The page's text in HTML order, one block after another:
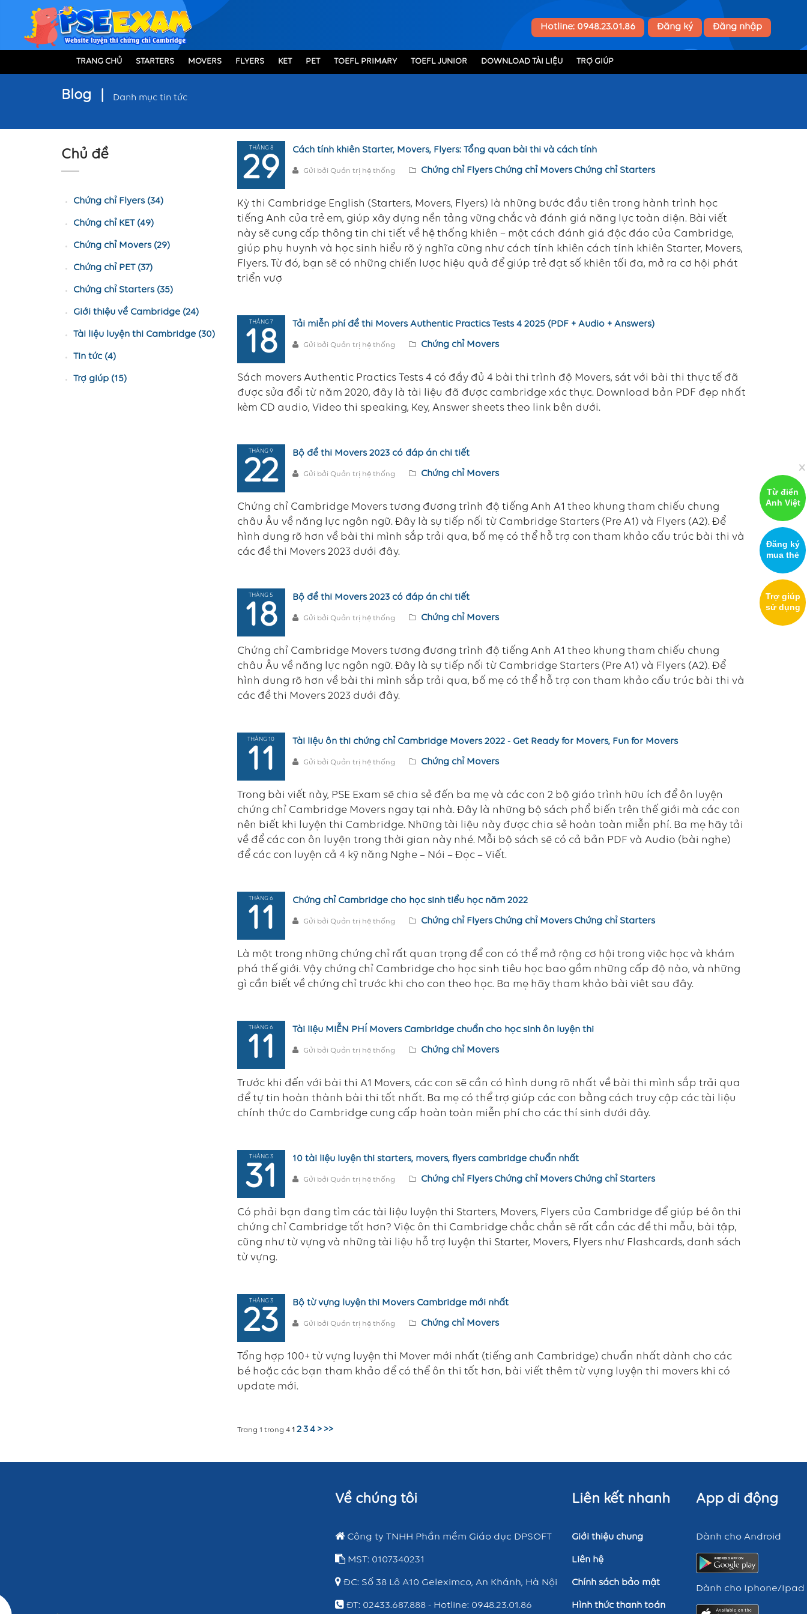
Hotline: 0948.23.01.86 Đăng ký Đăng nhập
TRANG CHỦ STARTERS MOVERS FLYERS KET PET TOEFL PRIMARY TOEFL JUNIOR DOWNLOAD TÀI LIỆU TRỢ GIÚP
Blog Danh mục tin tức
Chủ đề
Chứng chỉ Flyers (34)
Chứng chỉ KET (49)
Chứng chỉ Movers (29)
Chứng chỉ PET (37)
Chứng chỉ Starters (35)
Giới thiệu về Cambridge (24)
Tài liệu luyện thi Cambridge (30)
Tin tức (4)
Trợ giúp (15)
THÁNG 8
29
Cách tính khiên Starter, Movers, Flyers: Tổng quan bài thi và cách tính
Gửi bởi Quản trị hệ thống Chứng chỉ Flyers Chứng chỉ Movers Chứng chỉ Starters
Kỳ thi Cambridge English (Starters, Movers, Flyers) là những bước đầu tiên trong hành trình học
tiếng Anh của trẻ em, giúp xây dựng nền tảng vững chắc và đánh giá năng lực toàn diện. Bài viết
này sẽ cung cấp thông tin chi tiết về hệ thống khiên – một cách đánh giá độc đáo của Cambridge,
giúp phụ huynh và học sinh hiểu rõ ý nghĩa cũng như cách tính khiên cách tính khiên Starter, Movers,
Flyers. Từ đó, bạn sẽ có những chiến lược hiệu quả để giúp trẻ đạt số khiên tối đa, mở ra cơ hội phát
triển vượ
THÁNG 7
18
Tải miễn phí đề thi Movers Authentic Practics Tests 4 2025 (PDF + Audio + Answers)
Gửi bởi Quản trị hệ thống Chứng chỉ Movers
Sách movers Authentic Practics Tests 4 có đầy đủ 4 bài thi trình độ Movers, sát với bài thi thực tế đã
được sửa đổi từ năm 2020, đây là tài liệu đã được cambridge xác thực. Download bản PDF đẹp nhất
kèm CD audio, Video thi speaking, Key, Answer sheets theo link bên dưới.
THÁNG 9
22
Bộ đề thi Movers 2023 có đáp án chi tiết
Gửi bởi Quản trị hệ thống Chứng chỉ Movers
Chứng chỉ Cambridge Movers tương đương trình độ tiếng Anh A1 theo khung tham chiếu chung
châu Âu về năng lực ngôn ngữ. Đây là sự tiếp nối từ Cambridge Starters (Pre A1) và Flyers (A2). Để
hình dung rõ hơn về bài thi mình sắp trải qua, bố mẹ có thể hỗ trợ con tham khảo cấu trúc bài thi và
các đề thi Movers 2023 dưới đây.
THÁNG 5
18
Bộ đề thi Movers 2023 có đáp án chi tiết
Gửi bởi Quản trị hệ thống Chứng chỉ Movers
Chứng chỉ Cambridge Movers tương đương trình độ tiếng Anh A1 theo khung tham chiếu chung
châu Âu về năng lực ngôn ngữ. Đây là sự tiếp nối từ Cambridge Starters (Pre A1) và Flyers (A2). Để
hình dung rõ hơn về bài thi mình sắp trải qua, bố mẹ có thể hỗ trợ con tham khảo cấu trúc bài thi và
các đề thi Movers 2023 dưới đây.
THÁNG 10
11
Tài liệu ôn thi chứng chỉ Cambridge Movers 2022 - Get Ready for Movers, Fun for Movers
Gửi bởi Quản trị hệ thống Chứng chỉ Movers
Trong bài viết này, PSE Exam sẽ chia sẻ đến ba mẹ và các con 2 bộ giáo trình hữu ích để ôn luyện
chứng chỉ Cambridge Movers ngay tại nhà. Đây là những bộ sách phổ biến trên thế giới mà các con
nên biết khi luyện thi Cambridge. Những tài liệu này được chia sẻ hoàn toàn miễn phí. Ba mẹ hãy tải
về để các con ôn luyện trong thời gian này nhé. Mỗi bộ sách sẽ có cả bản PDF và Audio (bài nghe)
để các con luyện cả 4 kỹ năng Nghe – Nói – Đọc – Viết.
THÁNG 6
11
Chứng chỉ Cambridge cho học sinh tiểu học năm 2022
Gửi bởi Quản trị hệ thống Chứng chỉ Flyers Chứng chỉ Movers Chứng chỉ Starters
Là một trong những chứng chỉ rất quan trọng để con có thể mở rộng cơ hội trong việc học và khám
phá thế giới. Vậy chứng chỉ Cambridge cho học sinh tiêu học bao gồm những cấp độ nào, và những
gì cần biết về chứng chỉ trước khi cho con theo học. Ba mẹ hãy tham khảo bài viêt sau đây.
THÁNG 6
11
Tài liệu MIỄN PHÍ Movers Cambridge chuẩn cho học sinh ôn luyện thi
Gửi bởi Quản trị hệ thống Chứng chỉ Movers
Trước khi đến với bài thi A1 Movers, các con sẽ cần có hình dung rõ nhất về bài thi mình sắp trải qua
để tự tin hoàn thành bài thi tốt nhất. Ba mẹ có thể trợ giúp các con bằng cách truy cập các tài liệu
chính thức do Cambridge cung cấp hoàn toàn miễn phí cho các thí sinh dưới đây.
THÁNG 3
31
10 tài liệu luyện thi starters, movers, flyers cambridge chuẩn nhất
Gửi bởi Quản trị hệ thống Chứng chỉ Flyers Chứng chỉ Movers Chứng chỉ Starters
Có phải bạn đang tìm các tài liệu luyện thi Starters, Movers, Flyers của Cambridge để giúp bé ôn thi
chứng chỉ Cambridge tốt hơn? Việc ôn thi Cambridge chắc chắn sẽ rất cần các đề thi mẫu, bài tập,
cũng như từ vựng và những tài liệu hỗ trợ luyện thi Starter, Movers, Flyers như Flashcards, danh sách
từ vựng.
THÁNG 3
23
Bộ từ vựng luyện thi Movers Cambridge mới nhất
Gửi bởi Quản trị hệ thống Chứng chỉ Movers
Tổng hợp 100+ từ vựng luyện thi Mover mới nhất (tiếng anh Cambridge) chuẩn nhất dành cho các
bé hoặc các bạn tham khảo để có thể ôn thi tốt hơn, bài viết thêm từ vựng luyện thi movers khi có
update mới.
Trang 1 trong 4 1 2 3 4 > >>
Về chúng tôi
Công ty TNHH Phần mềm Giáo dục DPSOFT
MST: 0107340231
ĐC: Số 38 Lô A10 Geleximco, An Khánh, Hà Nội
ĐT: 02433.687.888 - Hotline: 0948.23.01.86
Liên kết nhanh
Giới thiệu chung
Liên hệ
Chính sách bảo mật
Hình thức thanh toán
App di động
Dành cho Android
Dành cho Iphone/Ipad
x
Từ điển
Anh Việt
Đăng ký
mua thẻ
Trợ giúp
sử dụng